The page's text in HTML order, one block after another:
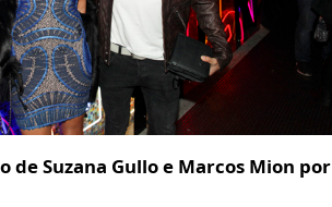
de Suzana Gullo e Marcos Mion por